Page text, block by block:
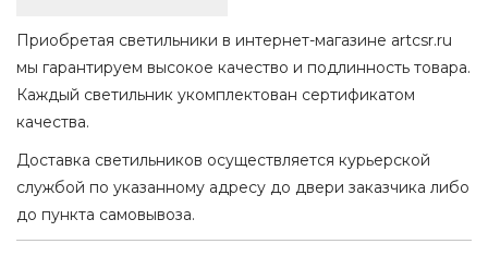
Приобретая светильники в интернет-магазине artcsr.ru
мы гарантируем высокое качество и подлинность товара.
Каждый светильник укомплектован сертификатом
качества.
Доставка светильников осуществляется курьерской
службой по указанному адресу до двери заказчика либо
до пункта самовывоза.